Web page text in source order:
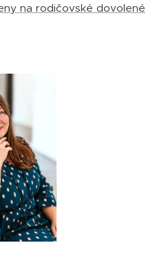
na rodičovské dovolené